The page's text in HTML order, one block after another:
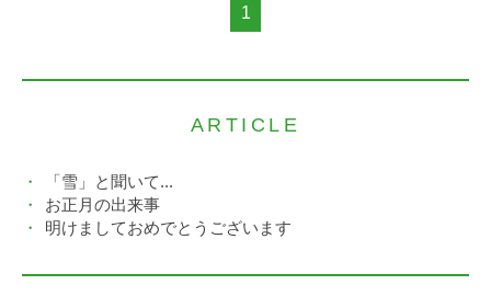
1
ARTICLE
「雪」と聞いて...
お正月の出来事
明けましておめでとうございます